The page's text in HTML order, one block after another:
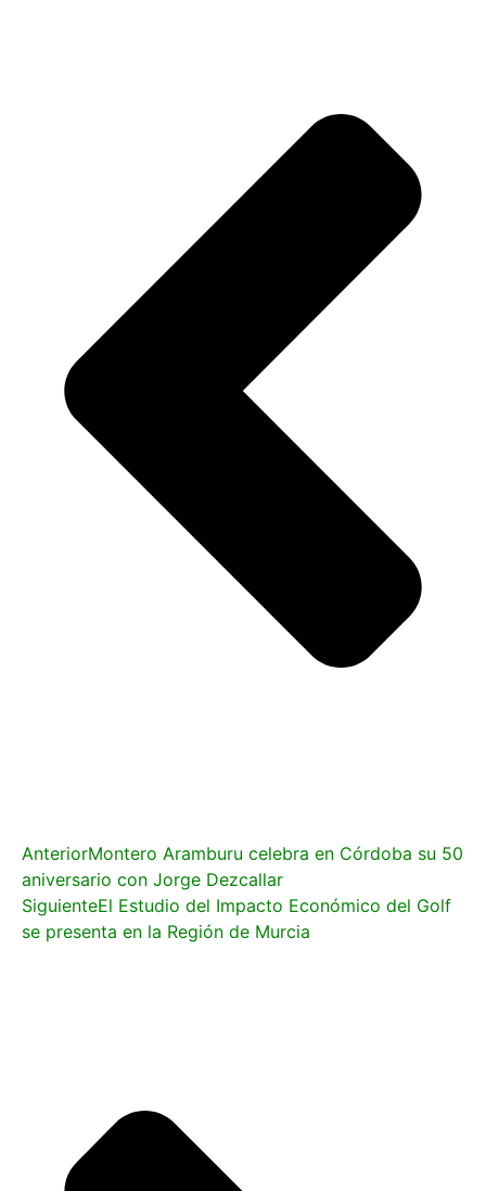
AnteriorMontero Aramburu celebra en Córdoba su 50
aniversario con Jorge Dezcallar
SiguienteEl Estudio del Impacto Económico del Golf
se presenta en la Región de Murcia